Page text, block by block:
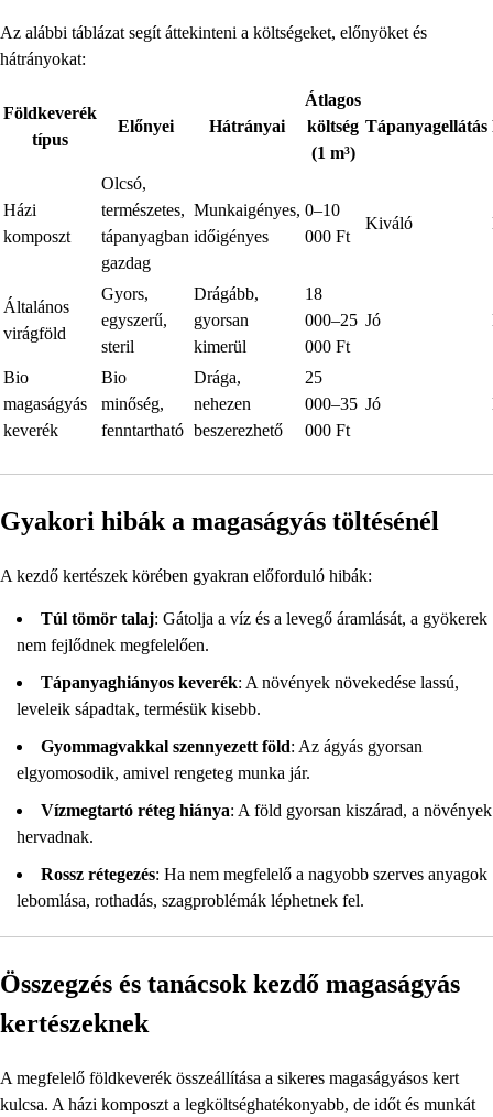
Az alábbi táblázat segít áttekinteni a költségeket, előnyöket és
hátrányokat:
Földkeverék
típus
Előnyei Hátrányai
Átlagos
költség
(1 m³)
Tápanyagellátás
Házi
komposzt
Olcsó,
természetes,
tápanyagban
gazdag
Munkaigényes,
időigényes
0–10
000 Ft
Kiváló
Általános
virágföld
Gyors,
egyszerű,
steril
Drágább,
gyorsan
kimerül
18
000–25
000 Ft
Jó
Bio
magaságyás
keverék
Bio
minőség,
fenntartható
Drága,
nehezen
beszerezhető
25
000–35
000 Ft
Jó
Gyakori hibák a magaságyás töltésénél
A kezdő kertészek körében gyakran előforduló hibák:
Túl tömör talaj: Gátolja a víz és a levegő áramlását, a gyökerek
nem fejlődnek megfelelően.
Tápanyaghiányos keverék: A növények növekedése lassú,
leveleik sápadtak, termésük kisebb.
Gyommagvakkal szennyezett föld: Az ágyás gyorsan
elgyomosodik, amivel rengeteg munka jár.
Vízmegtartó réteg hiánya: A föld gyorsan kiszárad, a növények
hervadnak.
Rossz rétegezés: Ha nem megfelelő a nagyobb szerves anyagok
lebomlása, rothadás, szagproblémák léphetnek fel.
Összegzés és tanácsok kezdő magaságyás
kertészeknek
A megfelelő földkeverék összeállítása a sikeres magaságyásos kert
kulcsa. A házi komposzt a legköltséghatékonyabb, de időt és munkát